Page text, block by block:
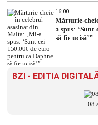
16:00
Mărturie-
a spus: ‘Sunt
să fie ucisă’”
BZI - EDITIA
08